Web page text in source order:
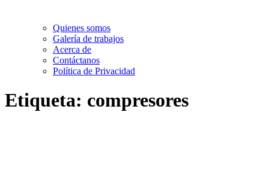
Quienes somos
Galería de trabajos
Acerca de
Contáctanos
Política de Privacidad
Etiqueta: compresores